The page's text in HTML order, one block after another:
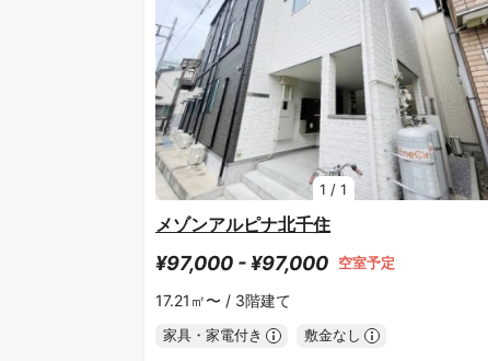
1 /1
メゾンアルピナ北千住
¥97,000 - ¥97,000 空室予定
17.21㎡〜 / 3階建て
家具・家電付き 敷金なし